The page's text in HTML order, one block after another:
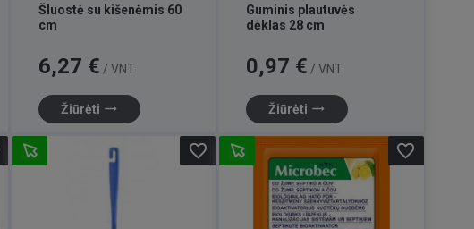
Šluostė su kišenėmis 60
cm
Kaina
6,27 € / VNT
Žiūrėti trending_flat
Guminis plautuvės
dėklas 28 cm
Kaina
0,97 € / VNT
Žiūrėti trending_flat
favorite_border favorite_border